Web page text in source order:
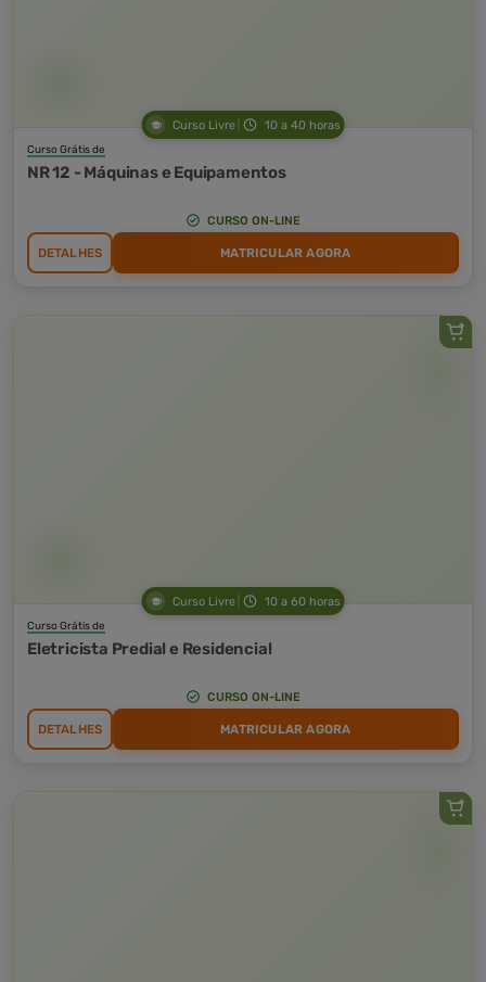
Curso Livre 10 a 40 horas
Curso Grátis de
NR 12 - Máquinas e Equipamentos
CURSO ON-LINE
DETALHES MATRICULAR AGORA
Curso Livre 10 a 60 horas
Curso Grátis de
Eletricista Predial e Residencial
CURSO ON-LINE
DETALHES MATRICULAR AGORA